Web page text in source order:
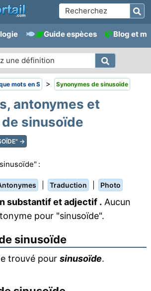
Guide espèces Blog et
mots en S > Synonymes de sinusoïde
antonymes et
sinusoïde
→
:
Traduction Photo
substantif et adjectif . Aucun
pour "sinusoïde".
sinusoïde
trouvé pour sinusoïde.